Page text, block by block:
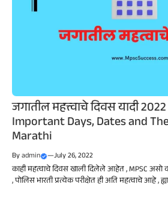
जगातील महत्त्वाचे दिवस यादी
Important Days, Dates and
Marathi
Byadmin —July 26, 2022
काही महत्वाचे दिवस खाली दिलेले आहेत , MPSC असो
, पोलिस भारती प्रत्येक परीक्षेत ही अति महत्वाचे आहे ,